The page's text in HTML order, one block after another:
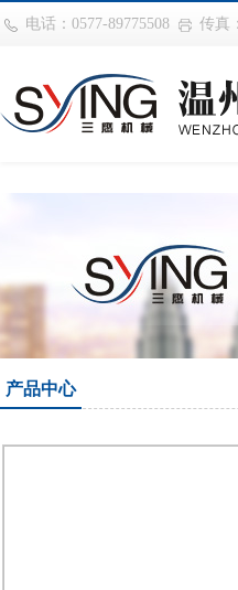
巴西vs摩洛哥
电话：0577-89775508 传真
产品中心